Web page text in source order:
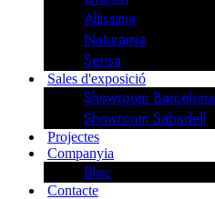
Altissima
Naturamia
Sensa
Sales d'exposició
Showroom Barcelona
Showroom Sabadell
Projectes
Companyia
Bloc
Contacte